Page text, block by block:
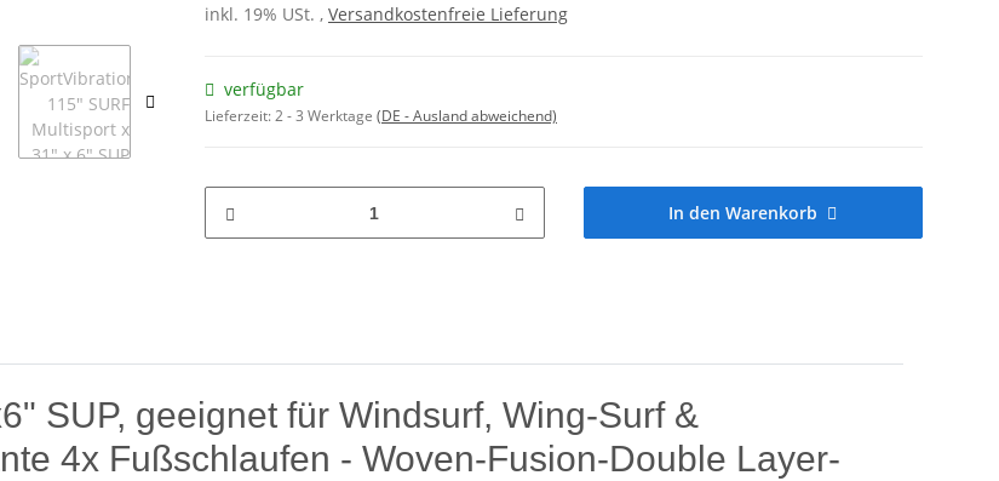
inkl. 19% USt. , Versandkostenfreie Lieferung
verfügbar
Lieferzeit:2 - 3 Werktage (DE - Ausland abweichend)
In den Warenkorb
SUP, geeignet für Windsurf, Wing-Surf &
4x Fußschlaufen - Woven-Fusion-Double Layer-